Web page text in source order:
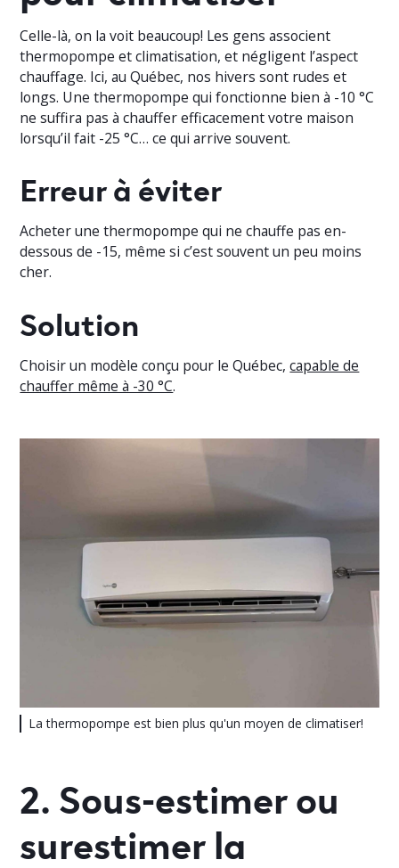
Celle-là, on la voit beaucoup! Les gens associent
thermopompe et climatisation, et négligent l’aspect
chauffage. Ici, au Québec, nos hivers sont rudes et
longs. Une thermopompe qui fonctionne bien à -10 °C
ne suffira pas à chauffer efficacement votre maison
lorsqu’il fait -25 °C… ce qui arrive souvent.
Erreur à éviter
Acheter une thermopompe qui ne chauffe pas en-
dessous de -15, même si c’est souvent un peu moins
cher.
Solution
Choisir un modèle conçu pour le Québec,capable de
chauffer même à -30 °C.
La thermopompe est bien plus qu'un moyen de climatiser!
2. Sous-estimer ou
surestimer la